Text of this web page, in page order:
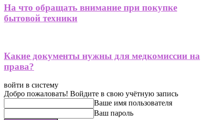
На что обращать внимание при покупке
бытовой техники
Какие документы нужны для медкомиссии на
права?
войти в систему
Добро пожаловать! Войдите в свою учётную запись
Ваше имя пользователя
Ваш пароль